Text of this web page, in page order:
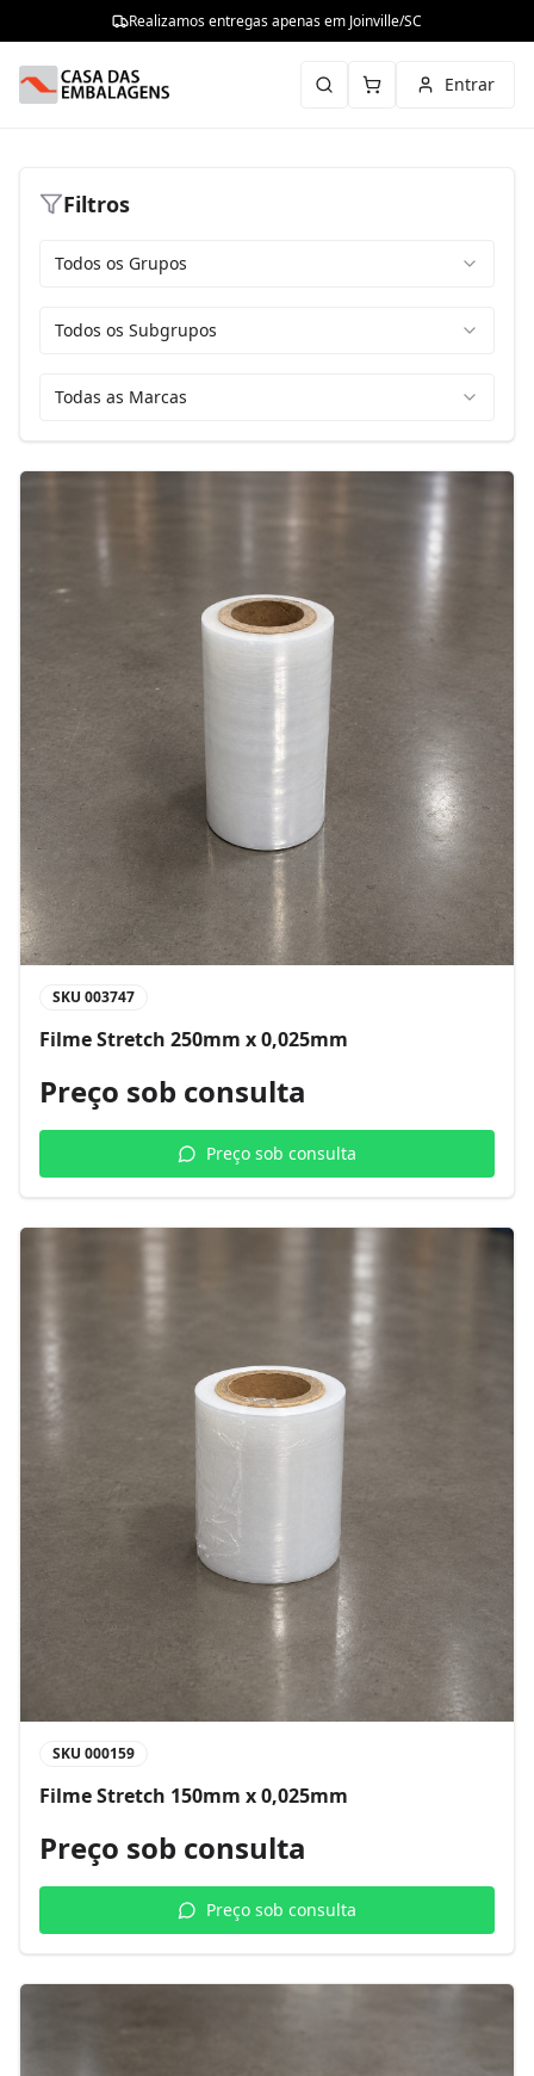
Realizamos entregas apenas em Joinville/SC
Entrar
Filtros
Todos os Grupos
Todos os Subgrupos
Todas as Marcas
SKU 003747
Filme Stretch 250mm x 0,025mm
Preço sob consulta
Preço sob consulta
SKU 000159
Filme Stretch 150mm x 0,025mm
Preço sob consulta
Preço sob consulta